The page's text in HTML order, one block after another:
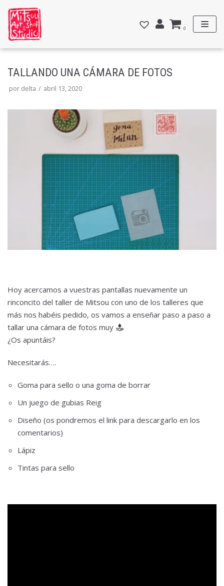
Saltar
al
contenido
0
TALLANDO UNA CÁMARA DE FOTOS
por delta abril 13, 2020
Hoy acercamos a vuestras pantallas nuevamente un
rinconcito del taller de Mitsou con uno de los talleres que
más nos habéis pedido, os vamos a enseñar paso a paso a
tallar una cámara de fotos muy
¿Os apuntáis?
Necesitarás….
Goma para sello o una goma de borrar
Un juego de gubias Reig
Diseño (os pondremos el link para descargarlo en los
comentarios)
Lápiz
Tintas para sello